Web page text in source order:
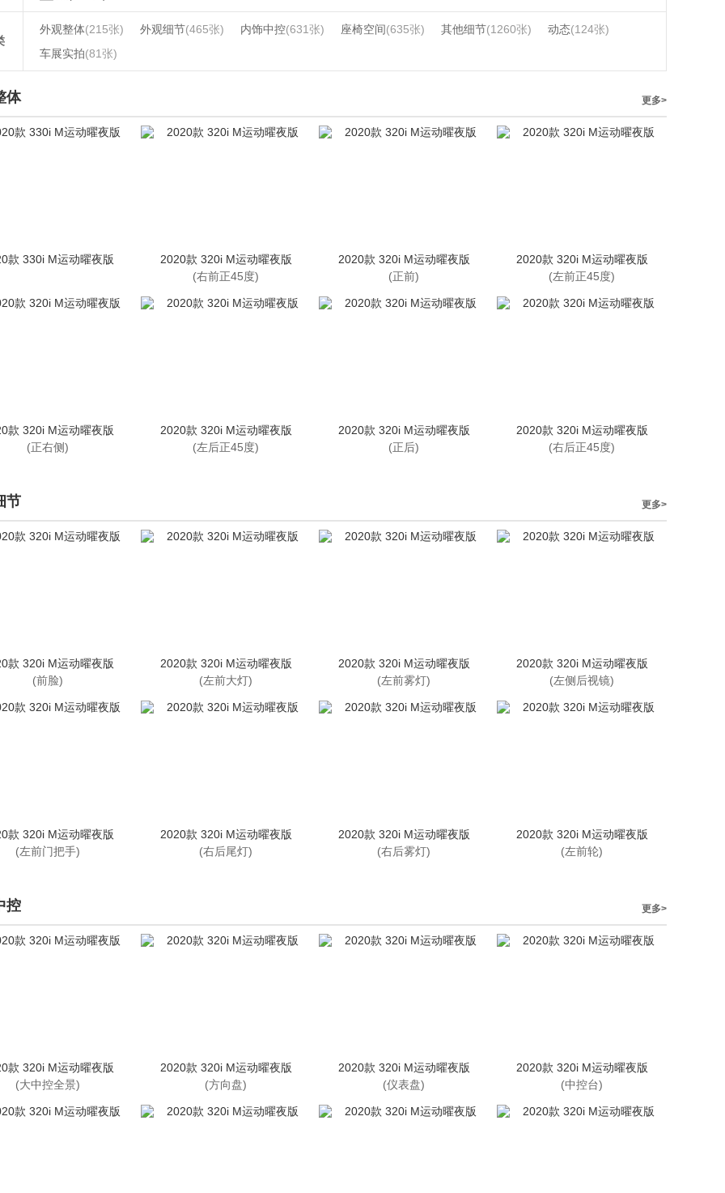
外观整体(215张) 外观细节(465张) 内饰中控(631张) 座椅空间(635张) 其他细节(1260张) 动态(124张)
车展实拍(81张)
体 更多>
款 330i M运动曜夜版
2020款 320i M运动曜夜版
(右前正45度)
2020款 320i M运动曜夜版
(正前)
2020款 320i M运动曜夜版
(左前正45度)
款 320i M运动曜夜版
(正右侧)
2020款 320i M运动曜夜版
(左后正45度)
2020款 320i M运动曜夜版
(正后)
2020款 320i M运动曜夜版
(右后正45度)
节 更多>
款 320i M运动曜夜版
(前脸)
2020款 320i M运动曜夜版
(左前大灯)
2020款 320i M运动曜夜版
(左前雾灯)
2020款 320i M运动曜夜版
(左侧后视镜)
款 320i M运动曜夜版
(左前门把手)
2020款 320i M运动曜夜版
(右后尾灯)
2020款 320i M运动曜夜版
(右后雾灯)
2020款 320i M运动曜夜版
(左前轮)
控 更多>
款 320i M运动曜夜版
(大中控全景)
2020款 320i M运动曜夜版
(方向盘)
2020款 320i M运动曜夜版
(仪表盘)
2020款 320i M运动曜夜版
(中控台)